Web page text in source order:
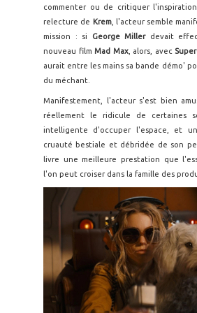
commenter ou de critiquer
relecture de Krem, l'acteur semble
mission : si
George Millerdevait
nouveau filmMad Max, alors, avec
aurait entre les mains sa bande démo'
du méchant.
Manifestement, l'acteur s'est bien
réellement le ridicule de certaines
intelligente d'occuper l'espace, et
cruauté bestiale et débridée de son
livre une meilleure prestation que
l'on peut croiser dans la famille des